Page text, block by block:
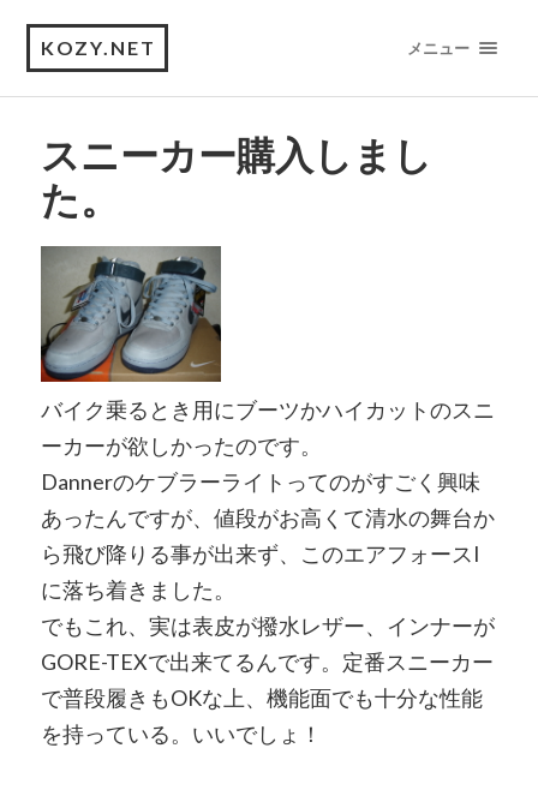
KOZY.NET メニュー
スニーカー購入しまし
た。
バイク乗るとき用にブーツかハイカットのスニ
ーカーが欲しかったのです。
Dannerのケブラーライトってのがすごく興味
あったんですが、値段がお高くて清水の舞台か
ら飛び降りる事が出来ず、このエアフォースI
に落ち着きました。
でもこれ、実は表皮が撥水レザー、インナーが
GORE-TEXで出来てるんです。定番スニーカー
で普段履きもOKな上、機能面でも十分な性能
を持っている。いいでしょ！